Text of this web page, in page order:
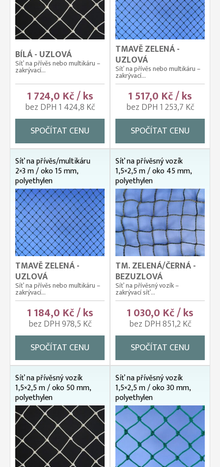
BÍLÁ - UZLOVÁ
Síť na přívěs nebo multikáru –
zakrývací...
1 724,0 Kč / ks
bez DPH 1 424,8 Kč
SPOČÍTAT CENU
TMAVĚ ZELENÁ -
UZLOVÁ
Síť na přívěs nebo multikáru –
zakrývací...
1 517,0 Kč / ks
bez DPH 1 253,7 Kč
SPOČÍTAT CENU
Síť na přívěs/multikáru
2×3 m / oko 15 mm,
polyethylen
TMAVĚ ZELENÁ -
UZLOVÁ
Síť na přívěs nebo multikáru –
zakrývací...
1 184,0 Kč / ks
bez DPH 978,5 Kč
SPOČÍTAT CENU
Síť na přívěsný vozík
1,5×2,5 m / oko 45 mm,
polyethylen
TM. ZELENÁ/ČERNÁ -
BEZUZLOVÁ
Síť na přívěsný vozík –
zakrývací síť...
1 030,0 Kč / ks
bez DPH 851,2 Kč
SPOČÍTAT CENU
Síť na přívěsný vozík
1,5×2,5 m / oko 50 mm,
polyethylen
Síť na přívěsný vozík
1,5×2,5 m / oko 30 mm,
polyethylen